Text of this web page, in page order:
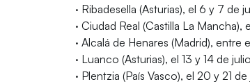
· Ribadesella (Asturias), el 6 y 7 de
· Ciudad Real (Castilla La Mancha),
· Alcalá de Henares (Madrid), entre
· Luanco (Asturias), el 13 y 14 de julio
· Plentzia (País Vasco), el 20 y 21